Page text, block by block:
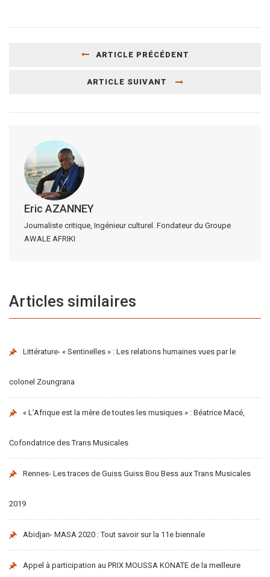
ARTICLE PRÉCÉDENT
ARTICLE SUIVANT
Eric AZANNEY
Journaliste critique, Ingénieur culturel. Fondateur du Groupe
AWALE AFRIKI
Articles similaires
Littérature- « Sentinelles » : Les relations humaines vues par le
colonel Zoungrana
« L’Afrique est la mère de toutes les musiques » : Béatrice Macé,
Cofondatrice des Trans Musicales
Rennes- Les traces de Guiss Guiss Bou Bess aux Trans Musicales
2019
Abidjan- MASA 2020 : Tout savoir sur la 11e biennale
Appel à participation au PRIX MOUSSA KONATE de la meilleure